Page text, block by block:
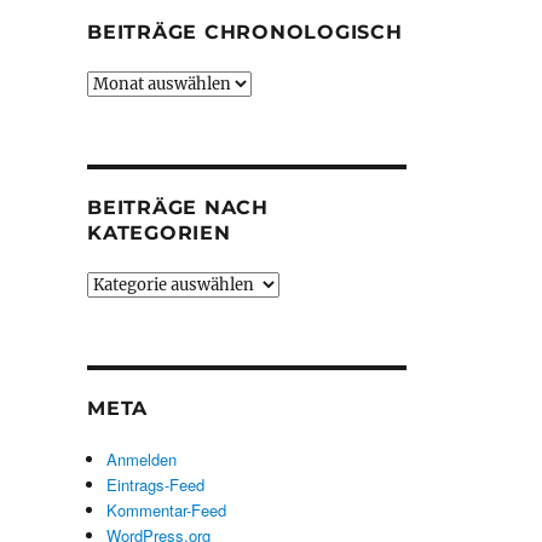
BEITRÄGE CHRONOLOGISCH
Beiträge
BEITRÄGE NACH
KATEGORIEN
Beiträge
META
Anmelden
Eintrags-Feed
Kommentar-Feed
WordPress.org